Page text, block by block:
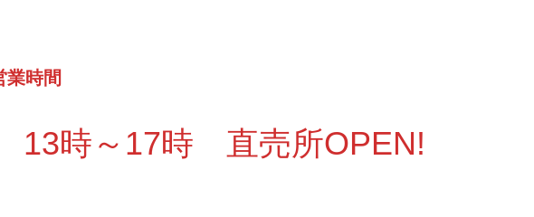
業時間
時～17時 直売所OPEN!